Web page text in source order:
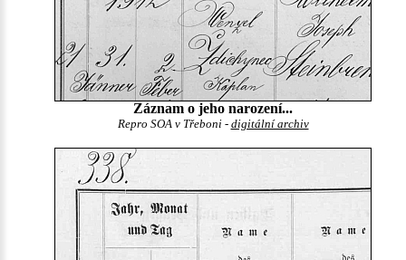
Záznam o jeho narození...
Repro SOA v Třeboni - digitální archiv